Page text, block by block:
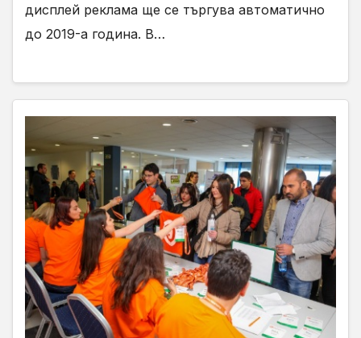
дисплей реклама ще се търгува автоматично
до 2019-а година. В…